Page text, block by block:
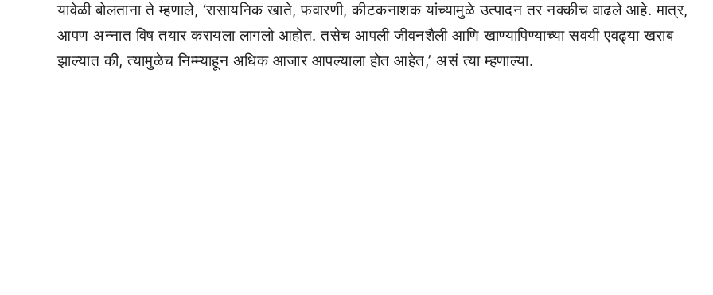
यावेळी बोलताना ते म्हणाले, ‘रासायनिक खाते, फवारणी, कीटकनाशक यांच्यामुळे उत्पादन तर नक्कीच वाढले आहे. मात्र,
आपण अन्नात विष तयार करायला लागलो आहोत. तसेच आपली जीवनशैली आणि खाण्यापिण्याच्या सवयी एवढ्या खराब
झाल्यात की, त्यामुळेच निम्म्याहून अधिक आजार आपल्याला होत आहेत,’ असं त्या म्हणाल्या.